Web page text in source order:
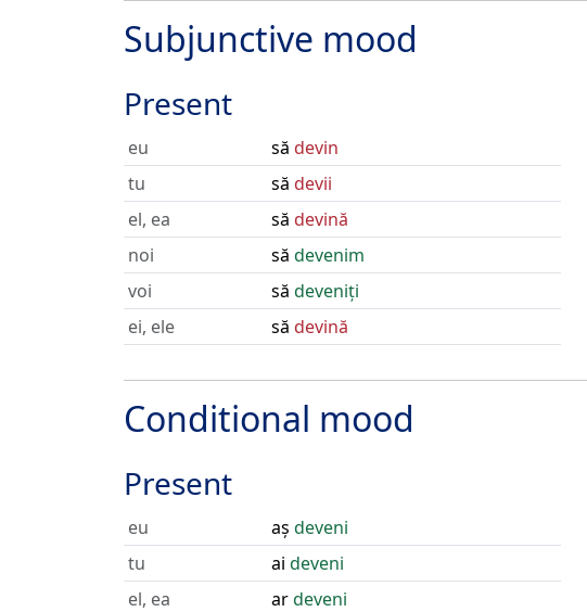
Subjunctive mood
Present
eu să devin
tu
să devii
el, ea
să devină
noi
să devenim
voi
să deveniți
ei, ele
să devină
Conditional mood
Present
eu aș deveni
tu
ai deveni
el, ea
ardeveni